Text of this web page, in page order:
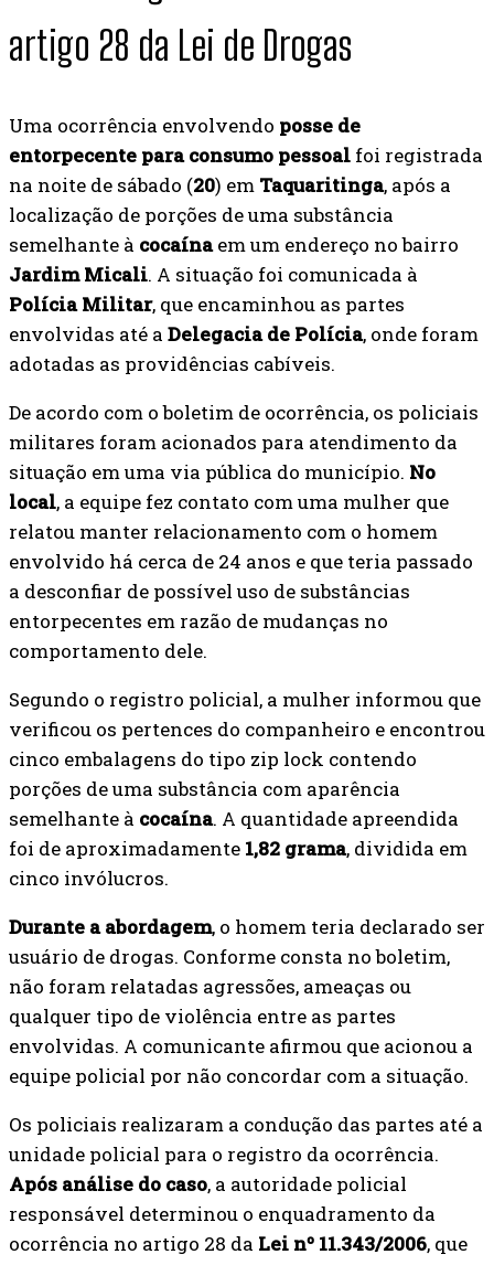
artigo 28 da Lei de Drogas
Uma ocorrência envolvendo posse de
entorpecente para consumo pessoal foi registrada
na noite de sábado (20) em Taquaritinga, após a
localização de porções de uma substância
semelhante à cocaínaem um endereço no bairro
Jardim Micali. A situação foi comunicada à
Polícia Militar, que encaminhou as partes
envolvidas até a Delegacia de Polícia, onde foram
adotadas as providências cabíveis.
De acordo com o boletim de ocorrência, os policiais
militares foram acionados para atendimento da
situação em uma via pública do município. No
local, a equipe fez contato com uma mulher que
relatou manter relacionamento com o homem
envolvido há cerca de 24 anos e que teria passado
a desconfiar de possível uso de substâncias
entorpecentes em razão de mudanças no
comportamento dele.
Segundo o registro policial, a mulher informou que
verificou os pertences do companheiro e encontrou
cinco embalagens do tipo zip lock contendo
porções de uma substância com aparência
semelhante à cocaína. A quantidade apreendida
foi de aproximadamente 1,82 grama, dividida em
cinco invólucros.
Durante a abordagem, o homem teria declarado ser
usuário de drogas. Conforme consta no boletim,
não foram relatadas agressões, ameaças ou
qualquer tipo de violência entre as partes
envolvidas. A comunicante afirmou que acionou a
equipe policial por não concordar com a situação.
Os policiais realizaram a condução das partes até a
unidade policial para o registro da ocorrência.
Após análise do caso, a autoridade policial
responsável determinou o enquadramento da
ocorrência no artigo 28 da Lei nº 11.343/2006, que